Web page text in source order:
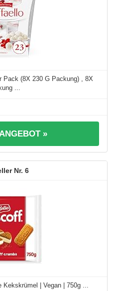
Pack (8X 230 G Packung) , 8X
...
»
6
Kekskrümel | Vegan | 750g ...